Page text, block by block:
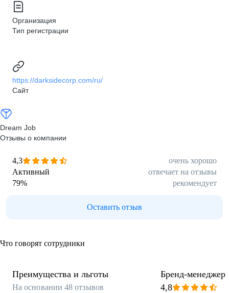
Организация
Тип регистрации
https://darksidecorp.com/ru/
Сайт
Dream Job
Отзывы о компании
4,3
очень хорошо
Активный
отвечает на отзывы
79% рекомендует
Оставить отзыв
Что говорят сотрудники
Преимущества и льготы
На основании48 отзывов
Бренд-менеджер
4,8